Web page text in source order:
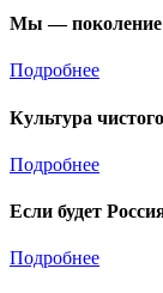
Мы — поколение
Подробнее
Культура
Подробнее
Если будет
Подробнее